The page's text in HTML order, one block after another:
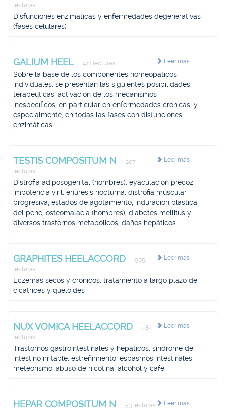
lecturas
Disfunciones enzimáticas y enfermedades degenerativas
(fases celulares)
Leer más
GALIUM HEEL 411 lecturas
Sobre la base de los componentes homeopáticos
individuales, se presentan las siguientes posibilidades
terapéuticas: activación de los mecanismos
inespecíficos, en particular en enfermedades crónicas, y
especialmente, en todas las fases con disfunciones
enzimáticas
Leer más
TESTIS COMPOSITUM N
207
lecturas
Distrofia adiposogenital (hombres), eyaculación precoz,
impotencia viril, enuresis nocturna, distrofia muscular
progresiva, estados de agotamiento, induración plástica
del pene, osteomalacia (hombres), diabetes mellitus y
diversos trastornos metabólicos, daños hepáticos
Leer más
GRAPHITES HEELACCORD
905
lecturas
Eczemas secos y crónicos, tratamiento a largo plazo de
cicatrices y queloides
Leer más
NUX VOMICA HEELACCORD
484
lecturas
Trastornos gastrointestinales y hepáticos, síndrome de
intestino irritable, estreñimiento, espasmos intestinales,
meteorismo, abuso de nicotina, alcohol y café
Leer más
HEPAR COMPOSITUM N 53 lecturas